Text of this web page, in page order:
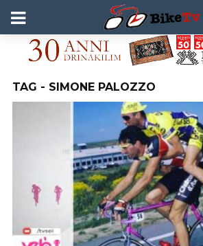
TAG - SIMONE PALOZZO